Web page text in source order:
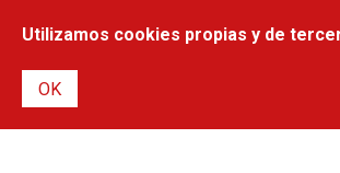
Utilizamos cookies propias y de